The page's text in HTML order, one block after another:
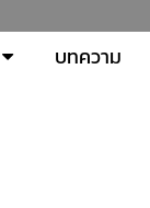
บทความ